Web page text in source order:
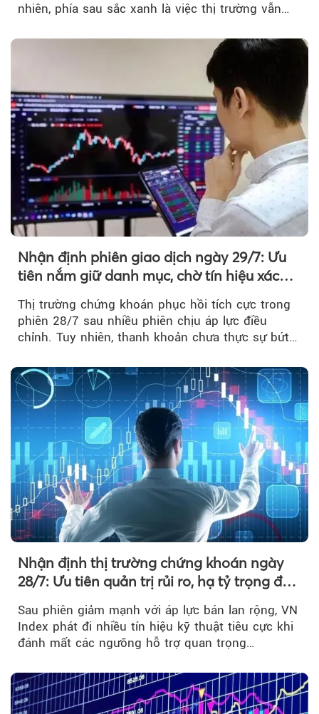
nhiên, phía sau sắc xanh là việc thị trường vẫn
tiền vẫn chưa thực sự trở lại.
Nhận định phiên giao dịch ngày 29/7: Ưu
tiên nắm giữ danh mục, chờ tín hiệu xác
Thị trường chứng khoán phục hồi tích cực trong
phiên 28/7 sau nhiều phiên chịu áp lực điều
chỉnh. Tuy nhiên, thanh khoản chưa thực sự bứt
Nhận định thị trường chứng khoán ngày
28/7: Ưu tiên quản trị rủi ro, hạ tỷ trọng đòn
Sau phiên giảm mạnh với áp lực bán lan rộng, VN
Index phát đi nhiều tín hiệu kỹ thuật tiêu cực khi
đánh mất các ngưỡng hỗ trợ quan trọng…